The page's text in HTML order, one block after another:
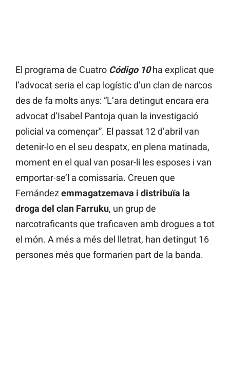
El programa de Cuatro Código 10 ha explicat que
l’advocat seria el cap logístic d’un clan de narcos
des de fa molts anys: “L’ara detingut encara era
advocat d’Isabel Pantoja quan la investigació
policial va començar”. El passat 12 d’abril van
detenir-lo en el seu despatx, en plena matinada,
moment en el qual van posar-li les esposes i van
emportar-se’l a comissaria. Creuen que
Fernándezemmagatzemava i distribuïa la
droga del clan Farruku, un grup de
narcotraficants que traficaven amb drogues a tot
el món. A més a més del lletrat, han detingut 16
persones més que formarien part de la banda.